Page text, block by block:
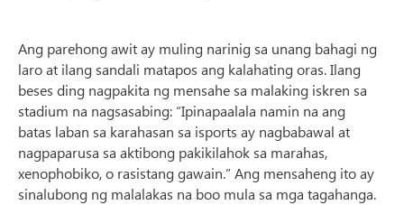
Ang parehong awit ay muling narinig sa unang bahagi ng
laro at ilang sandali matapos ang kalahating oras. Ilang
beses ding nagpakita ng mensahe sa malaking iskren sa
stadium na nagsasabing: “Ipinapaalala namin na ang
batas laban sa karahasan sa isports ay nagbabawal at
nagpaparusa sa aktibong pakikilahok sa marahas,
xenophobiko, o rasistang gawain.” Ang mensaheng ito ay
sinalubong ng malalakas na boo mula sa mga tagahanga.